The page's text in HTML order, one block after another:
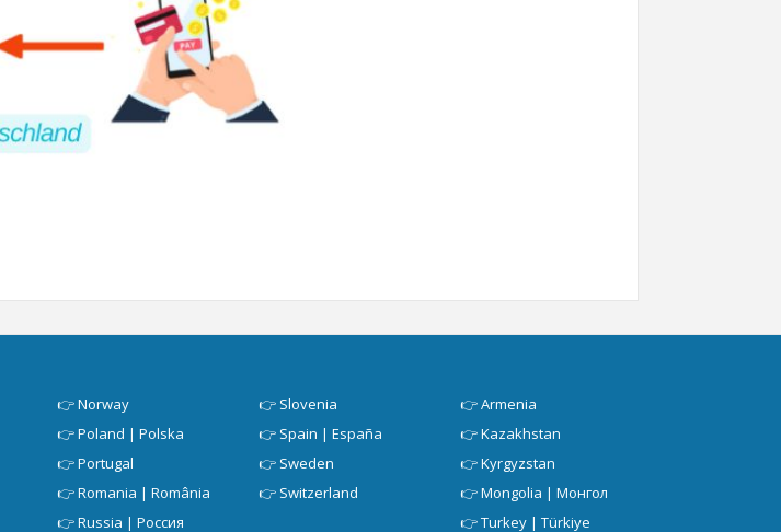
👉Norway
👉Poland | Polska
👉Portugal
👉Romania | România
👉Russia | Россия
👉 Slovenia
👉 Spain | España
👉 Sweden
👉 Switzerland
👉Armenia
👉Kazakhstan
👉Kyrgyzstan
👉Mongolia | Монгол
👉Turkey | Türkiye